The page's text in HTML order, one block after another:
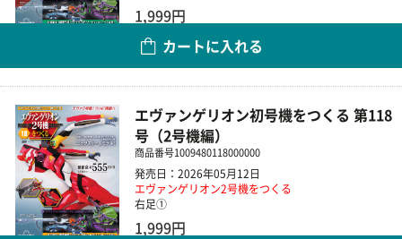
1,999円
カートに入れる
エヴァンゲリオン初号機をつくる 第118
号（2号機編）
商品番号1009480118000000
発売日：2026年05月12日
エヴァンゲリオン2号機をつくる
右足①
1,999円